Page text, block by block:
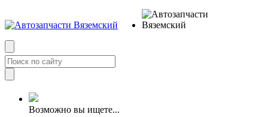
Возможно вы ищете...